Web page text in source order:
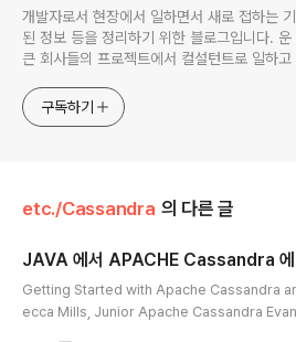
개발자로서 현장에서 일하면서 새로 접하는
된 정보 등을 정리하기 위한 블로그입니다. 운 좋게 미국에서
큰 회사들의 프로젝트에서 컬설턴트로 일하고
사용되는 툴들에 대해 많은 분들과 정보를 공
구독하기
etc./Cassandra 의 다른 글
JAVA 에서 APACHE Cassandra
Getting Started with Apache Cassandra
ecca Mills, Junior Apache Cassandra